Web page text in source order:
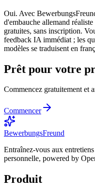
Oui. Avec
d'embauche allemand
gratuites, sans inscription.
feedback IA immédiat ; les
modèles se traduisent en
Prêt pour votre
Commencez gratuitement et
Commencer
BewerbungsFreund
Entraînez-vous aux
personnelle, powered by
Produit